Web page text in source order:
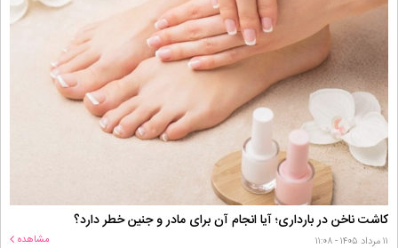
کاشت ناخن در بارداری؛ آیا انجام آن برای مادر و جنین خطر دارد؟
۱۱ مرداد ۱۴۰۵ - ۱۱:۰۸ مشاهده